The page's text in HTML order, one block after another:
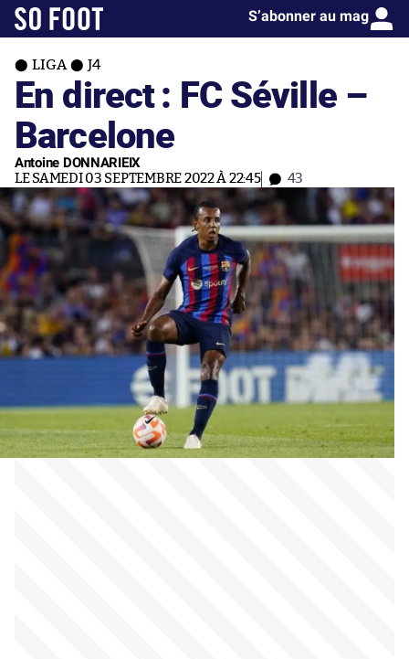
S’abonner au mag
LIGA J4
En direct : FC Séville –
Barcelone
Antoine DONNARIEIX
LE SAMEDI 03 SEPTEMBRE 2022 À 22:45 43